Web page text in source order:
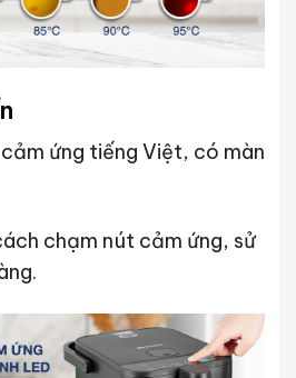
ứng tiếng Việt, có màn
chạm nút cảm ứng, sử